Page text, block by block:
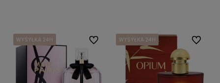
WYSYŁKA 24H
WYSYŁKA 24H
WYSYŁKA 24H
WYSYŁKA 24H Do ulubionychWYSYŁKA 24H
WYSYŁKA 24H
WYSYŁKA 24H
WYSYŁKA 24H Do